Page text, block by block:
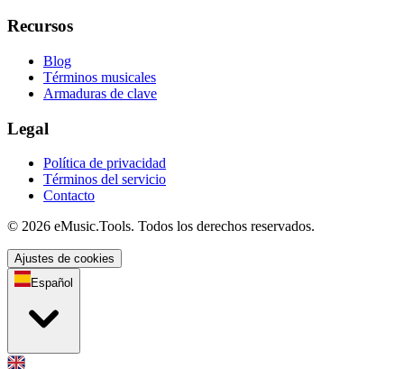
Recursos
Blog
Términos musicales
Armaduras de clave
Legal
Política de privacidad
Términos del servicio
Contacto
© 2026 eMusic.Tools. Todos los derechos reservados.
Ajustes de cookies
Español